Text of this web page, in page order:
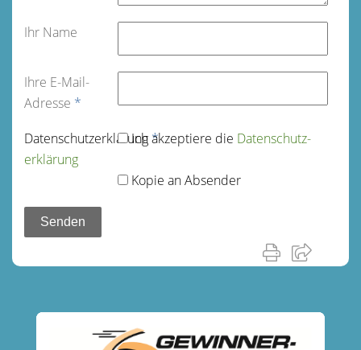
Ihr Name
Ihre E-Mail-
Adresse *
Datenschutz­erklärung*
Ich akzeptiere die Datenschutz­
erklärung
Kopie an Absender